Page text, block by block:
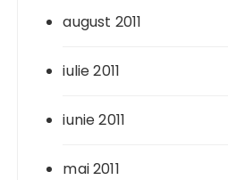
august 2011
iulie 2011
iunie 2011
mai 2011